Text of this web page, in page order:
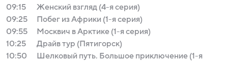
09:15
Женский взгляд (4-я серия)
09:25
Побег из Африки (1-я серия)
09:55
Москвич в Арктике (1-я серия)
10:25
Драйв тур (Пятигорск)
10:50
Шелковый путь. Большое приключение (1-я